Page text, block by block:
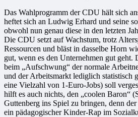
Das Wahlprogramm der CDU hält sich
heftet sich an Ludwig Erhard und seine
obwohl nun genau diese in den letzten
Die CDU setzt auf Wachstum, trotz
Ressourcen und bläst in dasselbe Horn
gut, wenn es den Unternehmen gut geht.
beim „Aufschwung“ der normale
und der Arbeitsmarkt lediglich statistisch
eine Vielzahl von 1-Euro-Jobs) soll
hilft es auch nichts, den „coolen Baron“
Guttenberg ins Spiel zu bringen, denn
ein pädagogischer Kinder-Rap im